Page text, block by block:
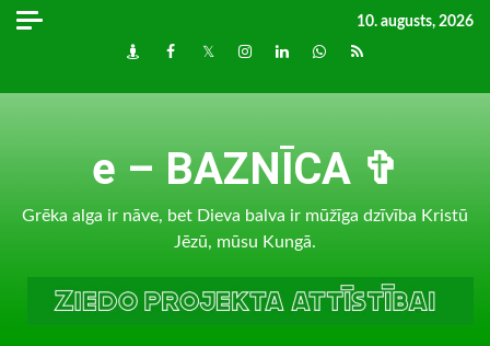
Skip
10. augusts, 2026
DraugiemFacebook
TwitterInstagram
LinkedInwhatsapp
RSS
e – BAZNĪCA ✞
Grēka alga ir nāve, bet Dieva balva ir mūžīga dzīvība Kristū
Jēzū, mūsu Kungā.